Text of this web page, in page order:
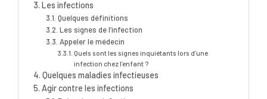
Les infections
Quelques définitions
Les signes de l’infection
Appeler le médecin
Quels sont les signes inquiétants lors d’une
infection chez l’enfant ?
Quelques maladies infectieuses
Agir contre les infections